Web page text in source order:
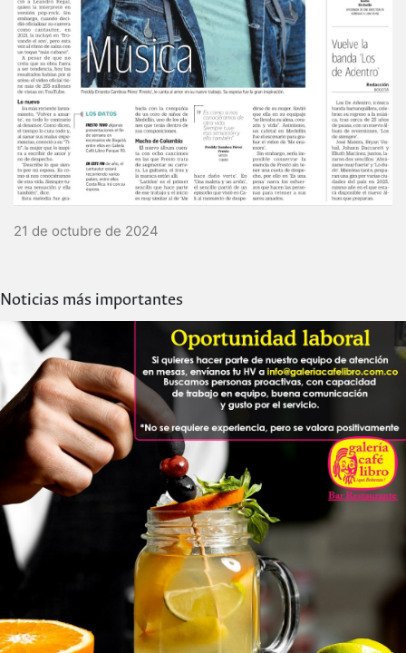
21 de octubre de 2024
Noticias más importantes